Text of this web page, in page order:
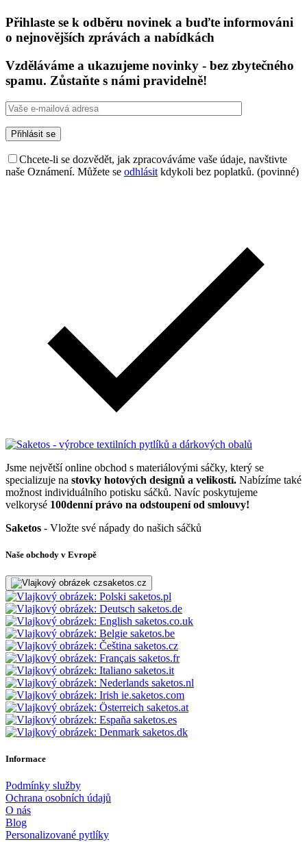
Přihlaste se k odběru novinek a buďte informováni
o nejnovějších zprávách a nabídkách
Vzděláváme a ukazujeme novinky - bez zbytečného
spamu. Zůstaňte s námi pravidelně!
Chcete-li se dozvědět, jak zpracováváme vaše údaje, navštivte
naše Oznámení. Můžete se odhlásit kdykoli bez poplatků. (povinné)
Jsme největší online obchod s materiálovými sáčky, který se
specializuje na stovky hotových designů a velikostí. Nabízíme také
možnost individuálního potisku sáčků. Navíc poskytujeme
velkorysé 100denní právo na odstoupení od smlouvy!
Saketos - Vložte své nápady do našich sáčků
Naše obchody v Evropě
saketos.cz
saketos.pl
saketos.de
saketos.co.uk
saketos.be
saketos.cz
saketos.fr
saketos.it
saketos.nl
ie.saketos.com
saketos.at
saketos.es
saketos.dk
Informace
Podmínky služby
Ochrana osobních údajů
O nás
Blog
Personalizované pytlíky